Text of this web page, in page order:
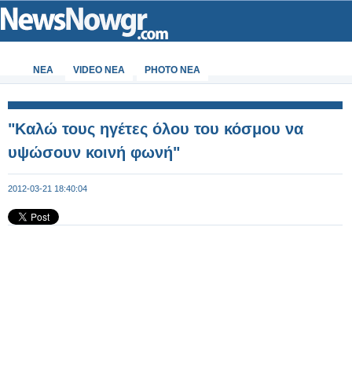
ΝΕΑ VIDEO NEA PHOTO NEA
"Καλώ τους ηγέτες όλου του κόσμου να
υψώσουν κοινή φωνή"
2012-03-21 18:40:04